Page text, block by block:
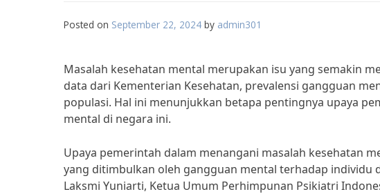
Posted on September 22, 2024 by admin301
Masalah kesehatan mental merupakan isu yang semakin
data dari Kementerian Kesehatan, prevalensi gangguan
populasi. Hal ini menunjukkan betapa pentingnya upaya
mental di negara ini.
Upaya pemerintah dalam menangani masalah kesehatan
yang ditimbulkan oleh gangguan mental terhadap individu
Laksmi Yuniarti, Ketua Umum Perhimpunan Psikiatri